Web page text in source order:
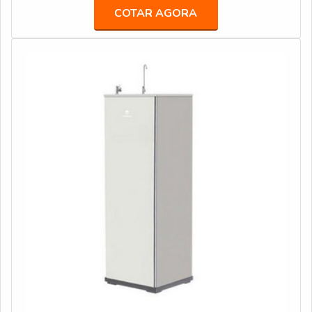
atóxicas com ótima qualidade e assertividade.Para tal
sucesso, a empresa investiu em profissionais
Filtros é uma empresa que tem se destacado da
concorrência pela seriedade e qualidade que comprova
sua essência de trazer o melhor para os parceiros.
empresa responsável, descobre o site da Veneza Filtros.
Uma empresa com alto know-how em bebedouro stilo
tecnologia e desenvolvimento no que gera resultado ao
cliente.Ainda focando em bebedouro industrial 25 litros,
poupar gastos desnecessários.Existem diversos
motivos para a Veneza Filtros ter se tornado destaque
COTAR AGORA